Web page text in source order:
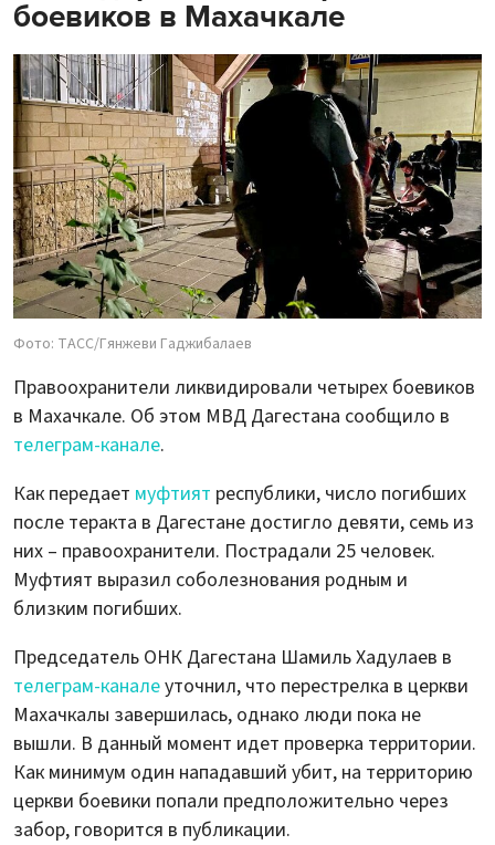
боевиков в Махачкале
Фото: ТАСС/Гянжеви Гаджибалаев
Правоохранители ликвидировали четырех боевиков
в Махачкале. Об этом МВД Дагестана сообщило в
телеграм-канале.
Как передает муфтият республики, число погибших
после теракта в Дагестане достигло девяти, семь из
них – правоохранители. Пострадали 25 человек.
Муфтият выразил соболезнования родным и
близким погибших.
Председатель ОНК Дагестана Шамиль Хадулаев в
телеграм-каналеуточнил, что перестрелка в церкви
Махачкалы завершилась, однако люди пока не
вышли. В данный момент идет проверка территории.
Как минимум один нападавший убит, на территорию
церкви боевики попали предположительно через
забор, говорится в публикации.